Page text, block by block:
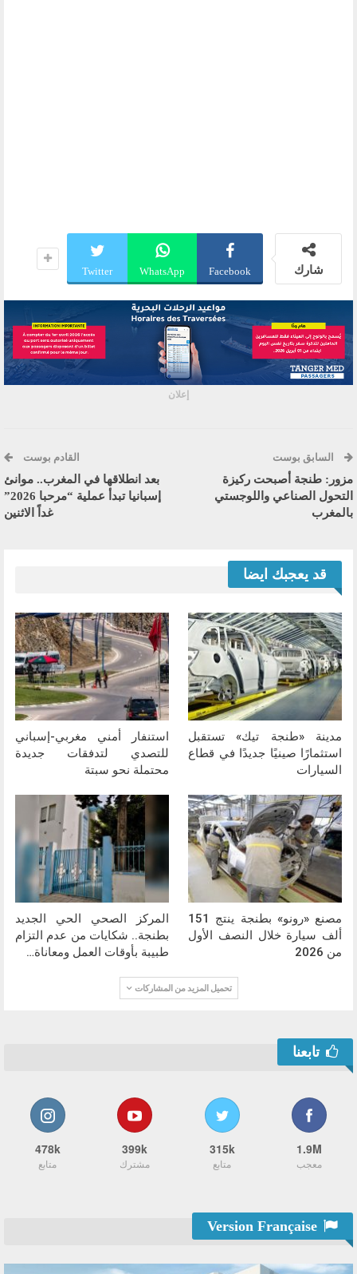
شارك Facebook
WhatsApp
Twitter
إعلان
السابق بوست
مزور: طنجة أصبحت ركيزة
التحول الصناعي واللوجستي
بالمغرب
القادم بوست
بعد انطلاقها في المغرب.. موانئ
إسبانيا تبدأ عملية “مرحبا 2026”
غداً الاثنين
قد يعجبك ايضا
مدينة «طنجة تيك» تستقبل
استثمارًا صينيًا جديدًا في قطاع
السيارات
استنفار أمني مغربي-إسباني
للتصدي لتدفقات جديدة
محتملة نحو سبتة
مصنع «رونو» بطنجة ينتج 151
ألف سيارة خلال النصف الأول
من 2026
المركز الصحي الحي الجديد
بطنجة.. شكايات من عدم التزام
طبيبة بأوقات العمل ومعاناة…
تحميل المزيد من المشاركات
تابعنا
1.9M
معجب
315k
متابع
399k
مشترك
478k
متابع